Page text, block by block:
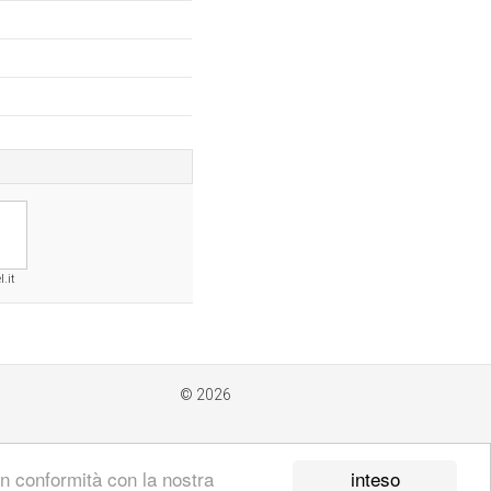
inteso
conformità con la nostra
© 2026